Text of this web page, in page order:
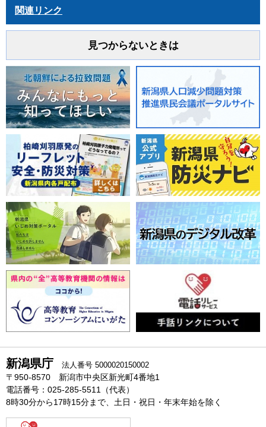
関連リンク
見つからないときは
新潟県庁 法人番号 5000020150002
〒950-8570 新潟市中央区新光町4番地1
電話番号：025-285-5511（代表）
8時30分から17時15分まで、土日・祝日・年末年始を除く